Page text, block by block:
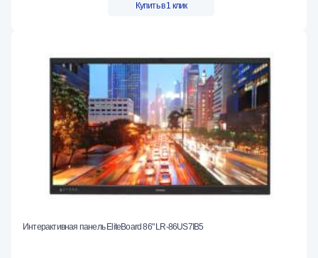
Купить в 1 клик
Интерактивная панель EliteBoard 86" LR-86US7IB5